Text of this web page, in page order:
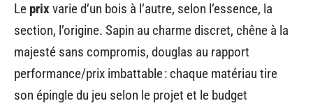
Le prixvarie d’un bois à l’autre, selon l’essence, la
section, l’origine. Sapin au charme discret, chêne à la
majesté sans compromis, douglas au rapport
performance/prix imbattable : chaque matériau tire
son épingle du jeu selon le projet et le budget